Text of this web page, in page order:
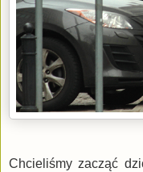
Chcieliśmy zacząć